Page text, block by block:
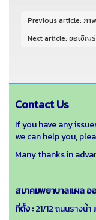
Previous article: ภา
Next article: ขอเชิญ
Contact Us
If you have any
we can help you,
Many thanks in
สมาคมพยาบาลแผล อ
ที่ตั้ง :21/12 ถนนรางน้